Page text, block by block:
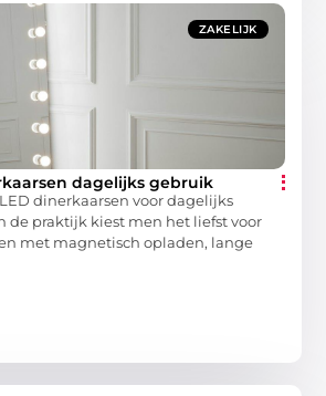
ZAKELIJK
dagelijks gebruik
dinerkaarsen voor dagelijks
de praktijk kiest men het liefst voor
met magnetisch opladen, lange